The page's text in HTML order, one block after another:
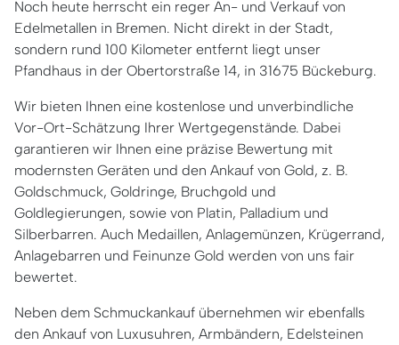
Noch heute herrscht ein reger An- und Verkauf von
Edelmetallen in Bremen. Nicht direkt in der Stadt,
sondern rund 100 Kilometer entfernt liegt unser
Pfandhaus in der Obertorstraße 14, in 31675 Bückeburg.
Wir bieten Ihnen eine kostenlose und unverbindliche
Vor-Ort-Schätzung Ihrer Wertgegenstände. Dabei
garantieren wir Ihnen eine präzise Bewertung mit
modernsten Geräten und den Ankauf von Gold, z. B.
Goldschmuck, Goldringe, Bruchgold und
Goldlegierungen, sowie von Platin, Palladium und
Silberbarren. Auch Medaillen, Anlagemünzen, Krügerrand,
Anlagebarren und Feinunze Gold werden von uns fair
bewertet.
Neben dem Schmuckankauf übernehmen wir ebenfalls
den Ankauf von Luxusuhren, Armbändern, Edelsteinen